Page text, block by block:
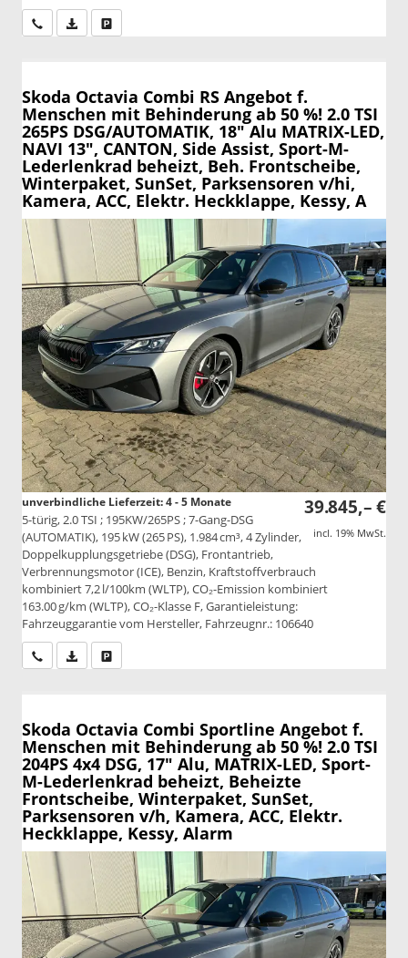
Wir rufen Sie anPDF-Datei, Fahrzeugexposé drucken
Skoda Octavia Combi RS Angebot f.
Menschen mit Behinderung ab 50 %! 2.0 TSI
265PS DSG/AUTOMATIK, 18" Alu MATRIX-LED,
NAVI 13", CANTON, Side Assist, Sport-M-
Lederlenkrad beheizt, Beh. Frontscheibe,
Winterpaket, SunSet, Parksensoren v/hi,
Kamera, ACC, Elektr. Heckklappe, Kessy, A
39.845,– €
incl. 19% MwSt.
unverbindliche Lieferzeit: 4 - 5 Monate
5-türig, 2.0 TSI ; 195KW/265PS ; 7-Gang-DSG
(AUTOMATIK), 195 kW (265 PS), 1.984 cm³, 4 Zylinder,
Doppelkupplungsgetriebe (DSG), Frontantrieb,
Verbrennungsmotor (ICE), Benzin, Kraftstoffverbrauch
kombiniert 7,2 l/100km (WLTP), CO₂-Emission kombiniert
163.00 g/km (WLTP), CO₂-Klasse F, Garantieleistung:
Fahrzeuggarantie vom Hersteller, Fahrzeugnr.: 106640
Wir rufen Sie anPDF-Datei, Fahrzeugexposé drucken
Skoda Octavia Combi Sportline Angebot f.
Menschen mit Behinderung ab 50 %! 2.0 TSI
204PS 4x4 DSG, 17" Alu, MATRIX-LED, Sport-
M-Lederlenkrad beheizt, Beheizte
Frontscheibe, Winterpaket, SunSet,
Parksensoren v/h, Kamera, ACC, Elektr.
Heckklappe, Kessy, Alarm